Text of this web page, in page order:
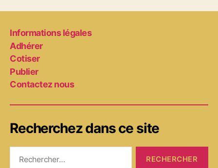
Informations légales
Adhérer
Cotiser
Publier
Contactez nous
Recherchez dans ce site